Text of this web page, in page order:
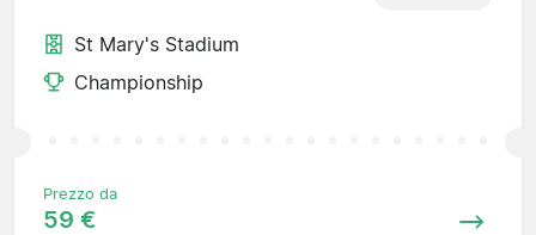
St Mary's Stadium
Championship
Prezzo da
59 €